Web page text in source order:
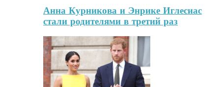
Анна Курникова и Энрике Иглесиас
стали родителями в третий раз